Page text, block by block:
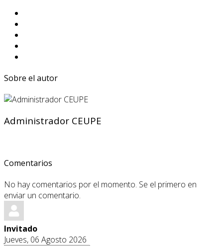
Sobre el autor
Administrador CEUPE
Comentarios
No hay comentarios por el momento. Se el primero en
enviar un comentario.
Invitado
Jueves, 06 Agosto 2026